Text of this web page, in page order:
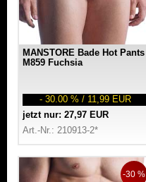
MANSTORE Bade Hot Pants
M859 Fuchsia
- 30.00 % / 11,99 EUR
jetzt nur: 27,97 EUR
Art.-Nr.: 210913-2*
-30 %